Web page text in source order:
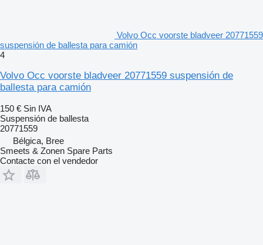
Volvo Occ voorste bladveer 20771559
suspensión de ballesta para camión
4
Volvo Occ voorste bladveer 20771559 suspensión de
ballesta para camión
150 € Sin IVA
Suspensión de ballesta
20771559
Bélgica, Bree
Smeets & Zonen Spare Parts
Contacte con el vendedor